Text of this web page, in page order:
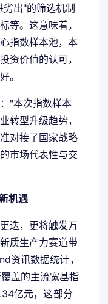
出"的筛选机制
等。这意味着，
指数样本池，本
资价值的认可，
。
"本次指数样本
转型升级趋势，
对接了国家战略
市场代表性与交
机遇
迭，更将触发万
质生产力赛道带
资讯数据统计，
盖的主流宽基指
亿元，这部分